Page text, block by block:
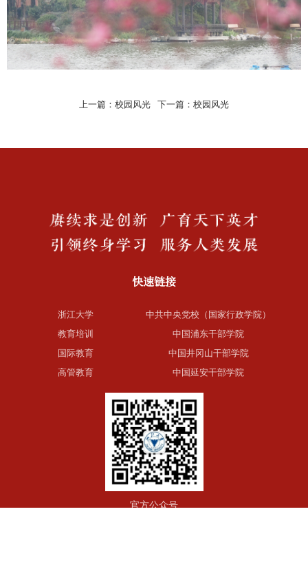
上一篇： 校园风光 下一篇： 校园风光
快速链接
浙江大学
中共中央党校（国家行政学院）
教育培训
中国浦东干部学院
国际教育
中国井冈山干部学院
高管教育
中国延安干部学院
官方公众号